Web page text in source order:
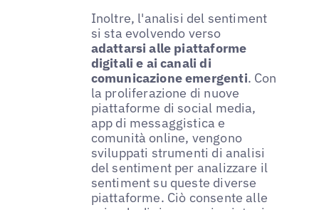
Inoltre, l'analisi del sentiment
si sta evolvendo verso
adattarsi alle piattaforme
digitali e ai canali di
comunicazione emergenti. Con
la proliferazione di nuove
piattaforme di social media,
app di messaggistica e
comunità online, vengono
sviluppati strumenti di analisi
del sentiment per analizzare il
sentiment su queste diverse
piattaforme. Ciò consente alle